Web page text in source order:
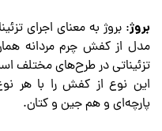
بروژ: بروژ به معنای اجرای
مدل از کفش چرم مردانه
تزئیناتی در طرح‌های
این نوع از کفش را با هر
پارچه‌ای و هم جین و کتان.